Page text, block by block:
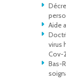
Aide
virus
Cov-
Bas-